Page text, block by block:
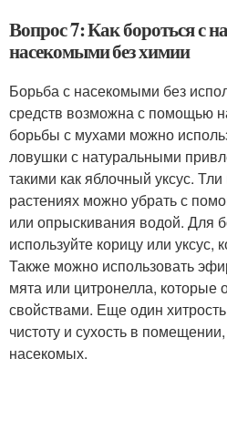
Вопрос 7: Как бороться с
насекомыми без химии
Борьба с насекомыми без
средств возможна с помощью
борьбы с мухами можно
ловушки с натуральными
такими как яблочный уксус.
растениях можно убрать с
или опрыскивания водой. Для
используйте корицу или уксус,
Также можно использовать
мята или цитронелла,
свойствами. Еще один
чистоту и сухость в
насекомых.